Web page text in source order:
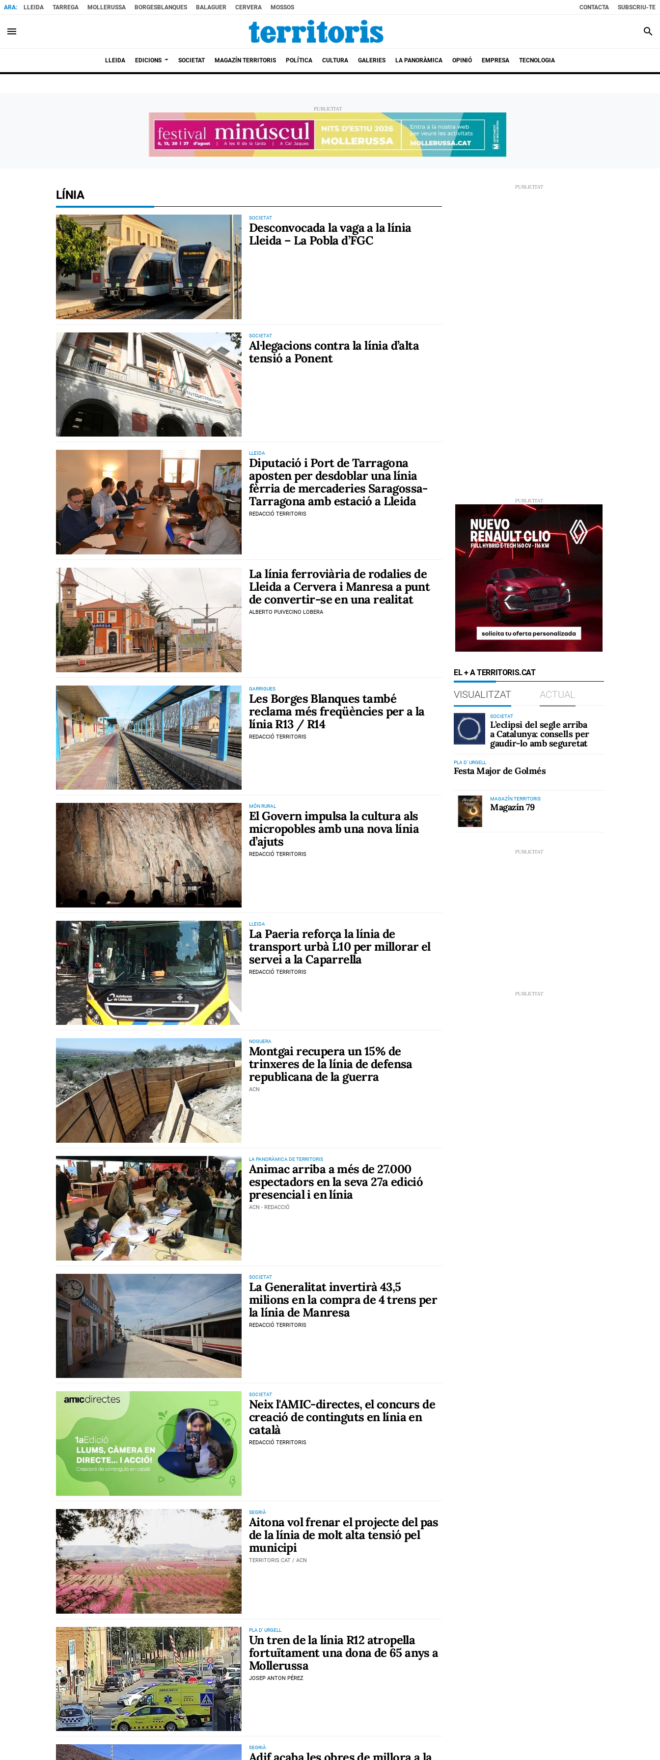
LLEIDA TARREGA MOLLERUSSA BORGESBLANQUES BALAGUER CERVERA MOSSOS CONTACTA SUBSCRIU-TE
menu search
LLEIDA EDICIONS SOCIETAT MAGAZÍN TERRITORIS POLÍTICA CULTURA GALERIES LA PANORÀMICA OPINIÓ EMPRESA TECNOLOGIA
LÍNIA
SOCIETAT
Desconvocada la vaga a la línia
Lleida – La Pobla d’FGC
SOCIETAT
Al·legacions contra la línia d’alta
tensió a Ponent
LLEIDA
Diputació i Port de Tarragona
aposten per desdoblar una línia
fèrria de mercaderies Saragossa-
Tarragona amb estació a Lleida
REDACCIÓ TERRITORIS
La línia ferroviària de rodalies de
Lleida a Cervera i Manresa a punt
de convertir-se en una realitat
ALBERTO PUIVECINO LOBERA
GARRIGUES
Les Borges Blanques també
reclama més freqüències per a la
línia R13 / R14
REDACCIÓ TERRITORIS
MÓN RURAL
El Govern impulsa la cultura als
micropobles amb una nova línia
d’ajuts
REDACCIÓ TERRITORIS
LLEIDA
La Paeria reforça la línia de
transport urbà L10 per millorar el
servei a la Caparrella
REDACCIÓ TERRITORIS
NOGUERA
Montgai recupera un 15% de
trinxeres de la línia de defensa
republicana de la guerra
ACN
LA PANORÀMICA DE TERRITORIS
Animac arriba a més de 27.000
espectadors en la seva 27a edició
presencial i en línia
ACN - REDACCIÓ
SOCIETAT
La Generalitat invertirà 43,5
milions en la compra de 4 trens per
la línia de Manresa
REDACCIÓ TERRITORIS
SOCIETAT
Neix l'AMIC-directes, el concurs de
creació de continguts en línia en
català
REDACCIÓ TERRITORIS
SEGRIÀ
Aitona vol frenar el projecte del pas
de la línia de molt alta tensió pel
municipi
TERRITORIS.CAT / ACN
PLA D' URGELL
Un tren de la línia R12 atropella
fortuïtament una dona de 65 anys a
Mollerussa
JOSEP ANTON PÉREZ
SEGRIÀ
EL + A TERRITORIS.CAT
VISUALITZAT ACTUAL
SOCIETAT
L’eclipsi del segle arriba
a Catalunya: consells per
gaudir-lo amb seguretat
PLA D' URGELL
Festa Major de Golmés
MAGAZÍN TERRITORIS
Magazín 79